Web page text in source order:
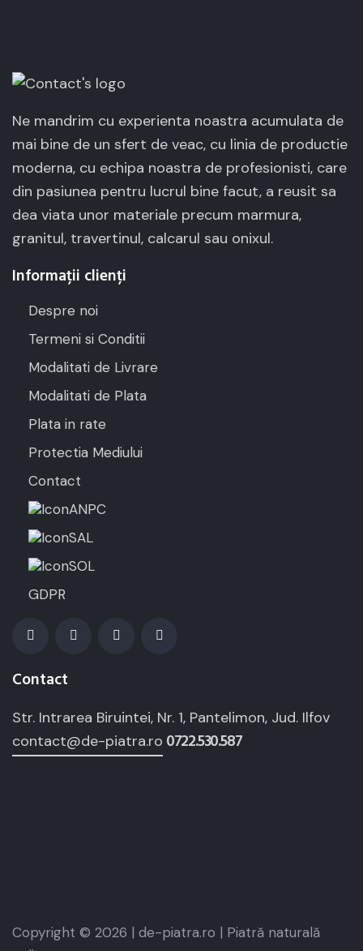
Ne mandrim cu experienta noastra acumulata de
mai bine de un sfert de veac, cu linia de productie
moderna, cu echipa noastra de profesionisti, care
din pasiunea pentru lucrul bine facut, a reusit sa
dea viata unor materiale precum marmura,
granitul, travertinul, calcarul sau onixul.
Informații clienți
Despre noi
Termeni si Conditii
Modalitati de Livrare
Modalitati de Plata
Plata in rate
Protectia Mediului
Contact
ANPC
SAL
SOL
GDPR
Contact
Str. Intrarea Biruintei, Nr. 1, Pantelimon, Jud. Ilfov
contact@de-piatra.ro 0722.530.587
Copyright © 2026 | de-piatra.ro | Piatră naturală